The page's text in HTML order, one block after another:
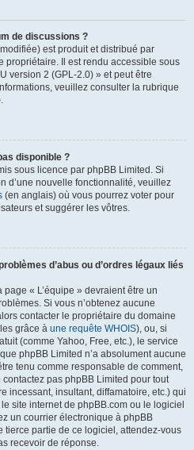
de discussions ?
est produit et distribué par
propriétaire. Il est rendu accessible sous
version 2 (GPL-2.0) » et peut être
veuillez consulter la rubrique
disponible ?
sous licence par phpBB Limited. Si
d’une nouvelle fonctionnalité, veuillez
(en anglais) où vous pourrez voter pour
et suggérer les vôtres.
d’abus ou d’ordres légaux liés
« L’équipe » devraient être un
Si vous n’obtenez aucune
contacter le propriétaire du domaine
grâce à une requête WHOIS), ou, si
(comme Yahoo, Free, etc.), le service
phpBB Limited n’a absolument aucune
tenu comme responsable de comment,
pas phpBB Limited pour tout
incessant, insultant, diffamatoire, etc.) qui
site internet de phpBB.com ou le logiciel
un courrier électronique à phpBB
tierce partie de ce logiciel, attendez-vous
recevoir de réponse.